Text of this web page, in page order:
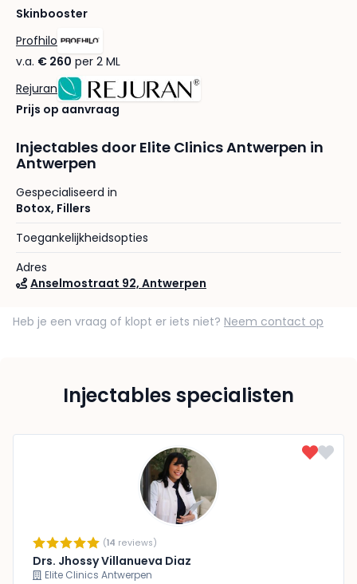
Skinbooster
Profhilo
v.a. € 260 per 2 ML
Rejuran
Prijs op aanvraag
Injectables door Elite Clinics Antwerpen in
Antwerpen
Gespecialiseerd in
Botox, Fillers
Toegankelijkheidsopties
Adres
Anselmostraat 92, Antwerpen
Heb je een vraag of klopt er iets niet? Neem contact op
Injectables specialisten
(14 reviews)
Drs. Jhossy Villanueva Diaz
Elite Clinics Antwerpen